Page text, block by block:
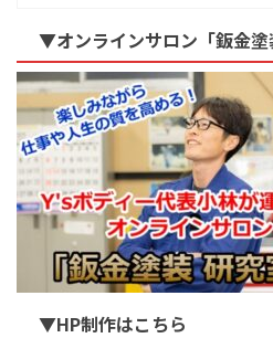
▼オンラインサロン「鈑金塗
▼HP制作はこちら